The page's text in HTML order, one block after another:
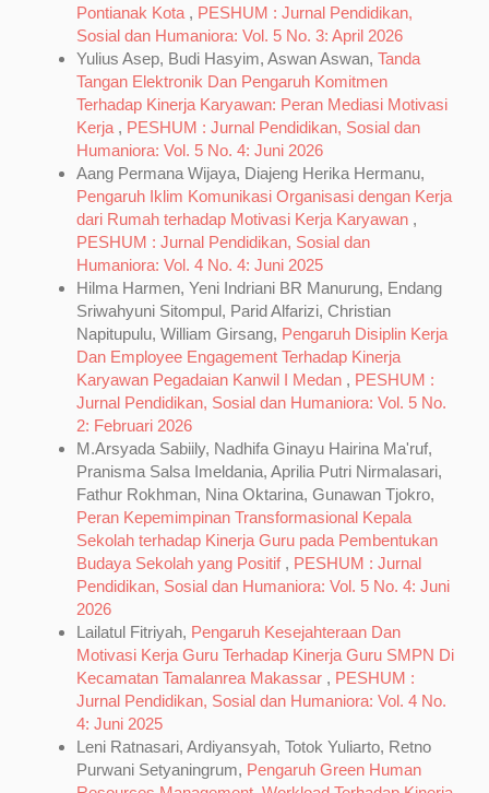
Pontianak Kota , PESHUM : Jurnal Pendidikan,
Sosial dan Humaniora: Vol. 5 No. 3: April 2026
Yulius Asep, Budi Hasyim, Aswan Aswan, Tanda
Tangan Elektronik Dan Pengaruh Komitmen
Terhadap Kinerja Karyawan: Peran Mediasi Motivasi
Kerja , PESHUM : Jurnal Pendidikan, Sosial dan
Humaniora: Vol. 5 No. 4: Juni 2026
Aang Permana Wijaya, Diajeng Herika Hermanu,
Pengaruh Iklim Komunikasi Organisasi dengan Kerja
dari Rumah terhadap Motivasi Kerja Karyawan ,
PESHUM : Jurnal Pendidikan, Sosial dan
Humaniora: Vol. 4 No. 4: Juni 2025
Hilma Harmen, Yeni Indriani BR Manurung, Endang
Sriwahyuni Sitompul, Parid Alfarizi, Christian
Napitupulu, William Girsang, Pengaruh Disiplin Kerja
Dan Employee Engagement Terhadap Kinerja
Karyawan Pegadaian Kanwil I Medan , PESHUM :
Jurnal Pendidikan, Sosial dan Humaniora: Vol. 5 No.
2: Februari 2026
M.Arsyada Sabiily, Nadhifa Ginayu Hairina Ma'ruf,
Pranisma Salsa Imeldania, Aprilia Putri Nirmalasari,
Fathur Rokhman, Nina Oktarina, Gunawan Tjokro,
Peran Kepemimpinan Transformasional Kepala
Sekolah terhadap Kinerja Guru pada Pembentukan
Budaya Sekolah yang Positif , PESHUM : Jurnal
Pendidikan, Sosial dan Humaniora: Vol. 5 No. 4: Juni
2026
Lailatul Fitriyah, Pengaruh Kesejahteraan Dan
Motivasi Kerja Guru Terhadap Kinerja Guru SMPN Di
Kecamatan Tamalanrea Makassar , PESHUM :
Jurnal Pendidikan, Sosial dan Humaniora: Vol. 4 No.
4: Juni 2025
Leni Ratnasari, Ardiyansyah, Totok Yuliarto, Retno
Purwani Setyaningrum, Pengaruh Green Human